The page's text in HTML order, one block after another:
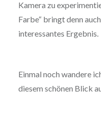
Kamera zu
Farbe“ bringt denn
interessantes Ergebnis.
Einmal noch wandere
diesem schönen Blick